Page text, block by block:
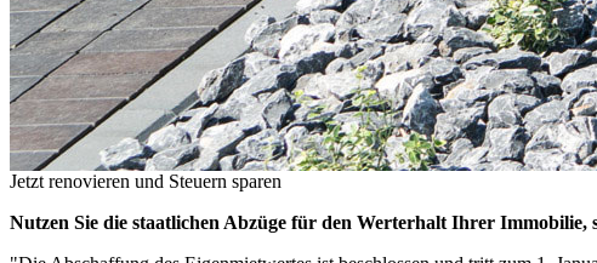
Jetzt renovieren und Steuern sparen
Nutzen Sie die staatlichen Abzüge für den Werterhalt Ihrer Immobilie,